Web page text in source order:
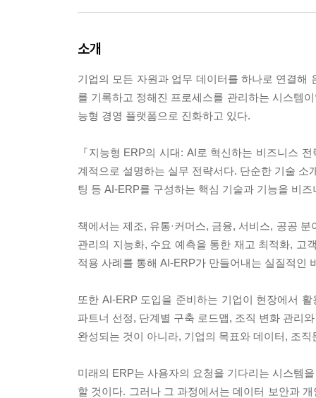
소개
기업의 모든 자원과 업무 데이터를 하나로 연결해
를 기록하고 정해진 프로세스를 관리하는 시스템
능형 경영 플랫폼으로 진화하고 있다.
『지능형 ERP의 시대: AI로 혁신하는 비즈니스
계적으로 설명하는 실무 전략서다. 단순한 기술
팅 등 AI-ERP를 구성하는 핵심 기술과 기능을 비
책에서는 제조, 유통·커머스, 금융, 서비스, 공공
관리의 지능화, 수요 예측을 통한 재고 최적화, 고
적용 사례를 통해 AI-ERP가 만들어내는 실질적인
또한 AI-ERP 도입을 준비하는 기업이 현장에서
파트너 선정, 단계별 구축 로드맵, 조직 변화 관리
완성되는 것이 아니라, 기업의 목표와 데이터, 조
미래의 ERP는 사용자의 요청을 기다리는 시스템
할 것이다. 그러나 그 과정에서는 데이터 보안과